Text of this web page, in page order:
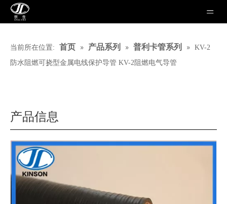
当前所在位置: 首页 » 产品系列 » 普利卡管系列 » KV-2
防水阻燃可挠型金属电线保护导管 KV-2阻燃电气导管
产品信息